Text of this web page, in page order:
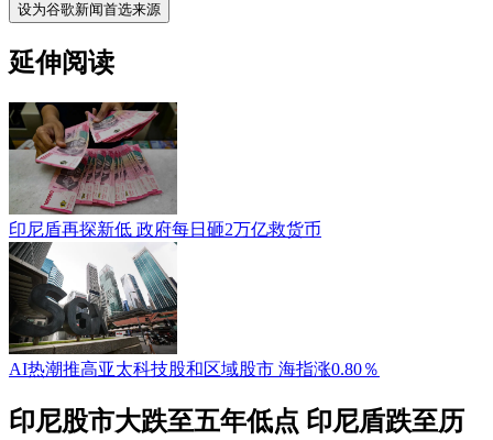
设为谷歌新闻首选来源
延伸阅读
印尼盾再探新低 政府每日砸2万亿救货币
AI热潮推高亚太科技股和区域股市 海指涨0.80％
印尼股市大跌至五年低点 印尼盾跌至历